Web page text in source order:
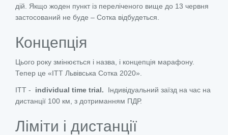
дій. Якщо жоден пункт із переліченого вище до 13 червня
застосований не буде – Сотка відбудеться.
Концепція
Цього року змінюється і назва, і концепція марафону.
Тепер це «ITT Львівська Сотка 2020».
ITT - individual time trial. Індивідуальний заїзд на час на
дистанції 100 км, з дотриманням ПДР.
Ліміти і дистанції